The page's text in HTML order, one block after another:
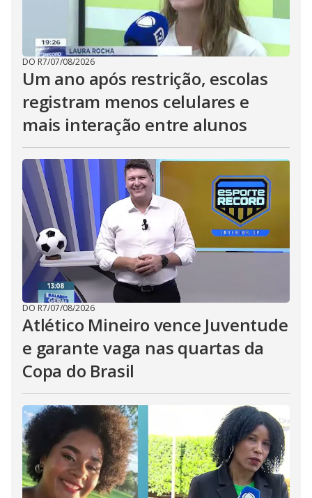
DO R7/07/08/2026
Um ano após restrição, escolas
registram menos celulares e
mais interação entre alunos
DO R7/07/08/2026
Atlético Mineiro vence Juventude
e garante vaga nas quartas da
Copa do Brasil